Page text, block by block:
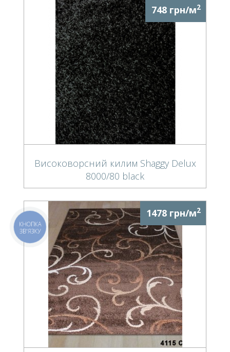
748 грн/м2
Високоворсний килим Shaggy Delux
8000/80 black
1478 грн/м2
КНОПКА
ЗВ'ЯЗКУ